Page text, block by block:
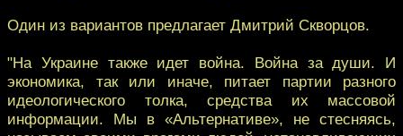
Один из вариантов предлагает Дмитрий Скворцов.
"На Украине также идет война. Война за души. И
экономика, так или иначе, питает партии разного
идеологического толка, средства их массовой
информации. Мы в «Альтернативе», не стесняясь,